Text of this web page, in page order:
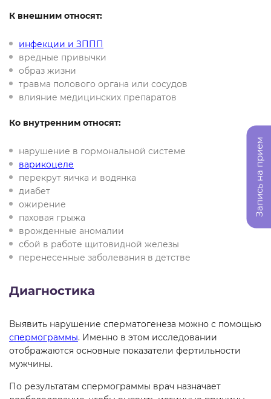
К внешним относят:
инфекции и ЗППП
вредные привычки
образ жизни
травма полового органа или сосудов
влияние медицинских препаратов
Ко внутренним относят:
нарушение в гормональной системе
варикоцеле
перекрут яичка и водянка
диабет
ожирение
паховая грыжа
врожденные аномалии
сбой в работе щитовидной железы
перенесенные заболевания в детстве
Диагностика
Выявить нарушение сперматогенеза можно с помощью
спермограммы. Именно в этом исследовании
отображаются основные показатели фертильности
мужчины.
По результатам спермограммы врач назначает
Запись на прием